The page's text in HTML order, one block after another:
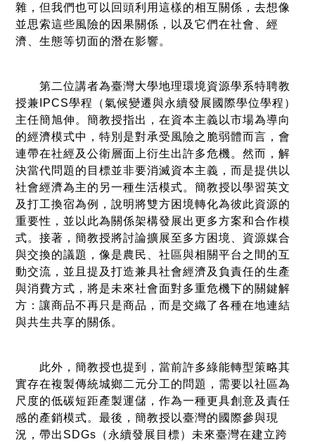
雜，但我們也可以回頭利用這樣的相互關係，去想像
並思索這些風險的因果關係，以及它們在社會、經
濟、生態等切面的潛在影響。
第二位講者為臺灣大學地理環境資源學系特聘教
授兼IPCS學程（氣候變遷與永續發展國際學位學程）
主任簡旭伸。簡教授指出，在資本主義以市場為導向
的經濟模式中，特別是對承受風險之脆弱體而言，會
連帶在社經及公衛層面上衍生出許多危機。然而，解
決當代問題的目標並非要消滅資本主義，而是提供以
社會經濟為主的另一種生活模式。簡教授以學習英文
及打工換宿為例，說明將雙方困境轉化為彼此資源的
重要性，並以此為關係架構發展出更多方案和合作模
式。接著，簡教授將討論擴展至多方困境、資源媒合
與交換的議題，像是農民、社區與相關平台之間的互
動交流，並且提及打造兼具社會經濟及負責任的生產
與消費方式，將是未來社會面對多重危機下的關鍵解
方：讓商品不再只是商品，而是交織了各種在地連結
與共生共享的關係。
此外，簡教授也提到，當前許多綠能轉型策略其
實存在複製傳統城鄉二元分工的問題，需要以社區為
尺度的低碳短距產製運儲，作為一種更具創意及責任
感的產銷模式。最後，簡教授以臺灣的國際參與現
況，帶出SDGs（永續發展目標）未來臺灣在建立跨